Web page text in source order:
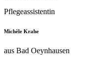
Pflegeassistentin
Michèle Krahe
aus Bad Oeynhausen